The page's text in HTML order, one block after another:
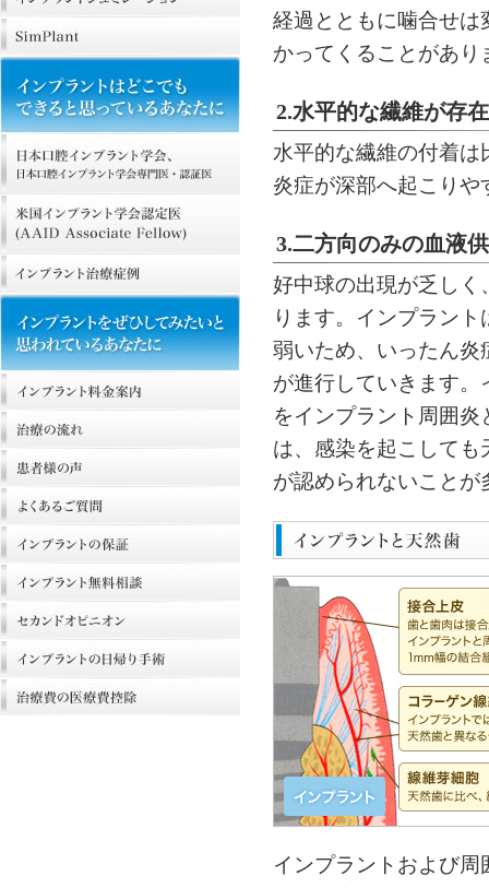
経過とともに噛合せは
かってくることがあり
2.水平的な繊維が存
水平的な繊維の付着
炎症が深部へ起こりや
3.二方向のみの血液
好中球の出現が乏しく
ります。インプラン
弱いため、いったん炎
が進行していきます
をインプラント周囲
は、感染を起こして
が認められないこと
インプラントおよび